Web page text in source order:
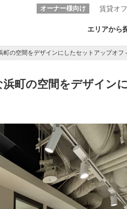
オーナー様向け 賃貸オ
エリアから
の空間をデザインにしたセットアップオフ
町の空間をデザイン